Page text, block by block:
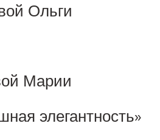
Ольги
Марии
элегантность»